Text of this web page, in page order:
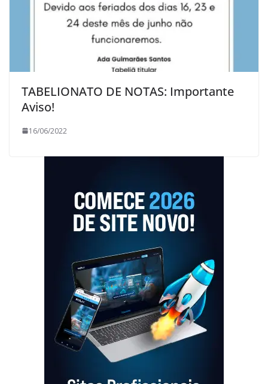
TABELIONATO DE NOTAS: Importante
Aviso!
16/06/2022